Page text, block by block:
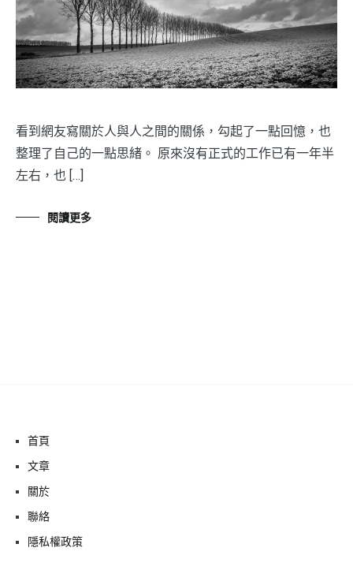
看到網友寫關於人與人之間的關係，勾起了一點回憶，也
整理了自己的一點思緒。 原來沒有正式的工作已有一年半
左右，也 […]
閱讀更多
首頁
文章
關於
聯絡
隱私權政策